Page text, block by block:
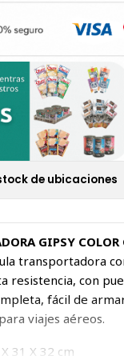
de ubicaciones
GIPSY
transportadora
resistencia, con
fácil de
viajes aéreos.
31 X 32 cm